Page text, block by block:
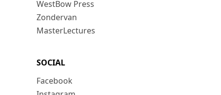
WestBow Press
Zondervan
MasterLectures
SOCIAL
Facebook